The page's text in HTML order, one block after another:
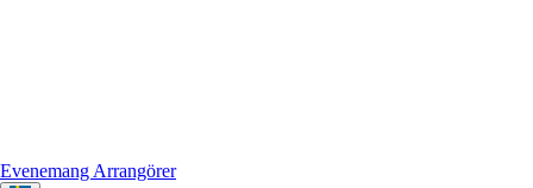
Evenemang Arrangörer